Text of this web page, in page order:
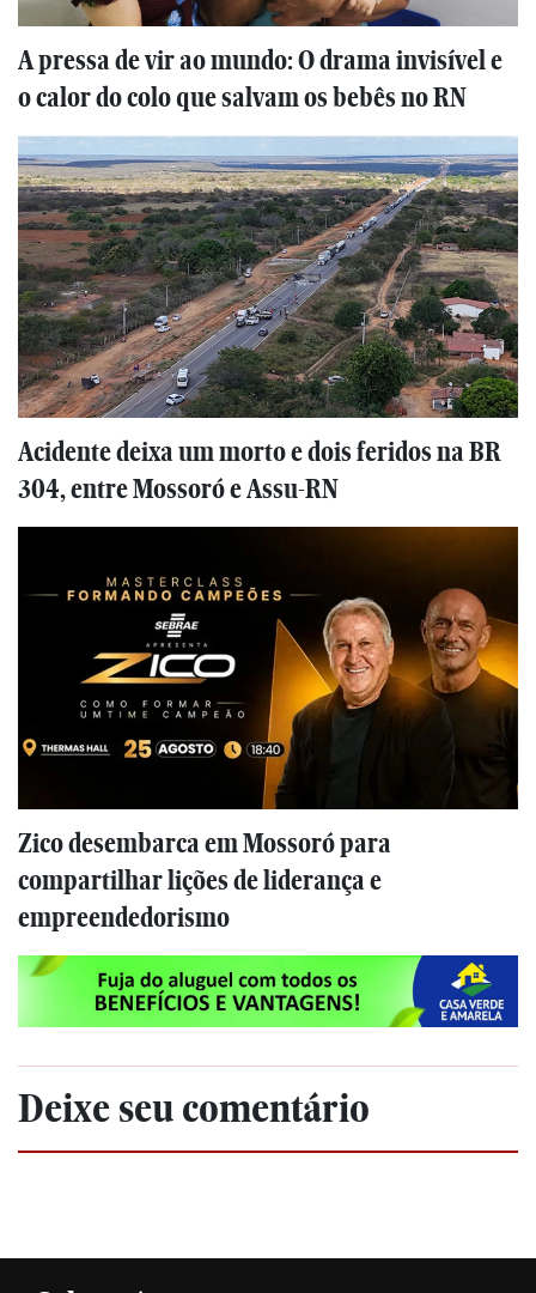
A pressa de vir ao mundo: O drama invisível e
o calor do colo que salvam os bebês no RN
Acidente deixa um morto e dois feridos na BR
304, entre Mossoró e Assu-RN
Zico desembarca em Mossoró para
compartilhar lições de liderança e
empreendedorismo
Deixe seu comentário